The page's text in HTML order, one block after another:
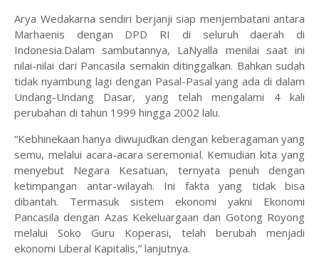
Arya Wedakarna sendiri berjanji siap menjembatani antara
Marhaenis dengan DPD RI di seluruh daerah di
Indonesia.Dalam sambutannya, LaNyalla menilai saat ini
nilai-nilai dari Pancasila semakin ditinggalkan. Bahkan sudah
tidak nyambung lagi dengan Pasal-Pasal yang ada di dalam
Undang-Undang Dasar, yang telah mengalami 4 kali
perubahan di tahun 1999 hingga 2002 lalu.
“Kebhinekaan hanya diwujudkan dengan keberagaman yang
semu, melalui acara-acara seremonial. Kemudian kita yang
menyebut Negara Kesatuan, ternyata penuh dengan
ketimpangan antar-wilayah. Ini fakta yang tidak bisa
dibantah. Termasuk sistem ekonomi yakni Ekonomi
Pancasila dengan Azas Kekeluargaan dan Gotong Royong
melalui Soko Guru Koperasi, telah berubah menjadi
ekonomi Liberal Kapitalis,” lanjutnya.